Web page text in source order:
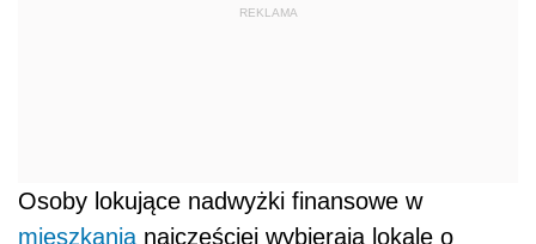
REKLAMA
Osoby lokujące nadwyżki finansowe w
mieszkanianajczęściej wybierają lokale o